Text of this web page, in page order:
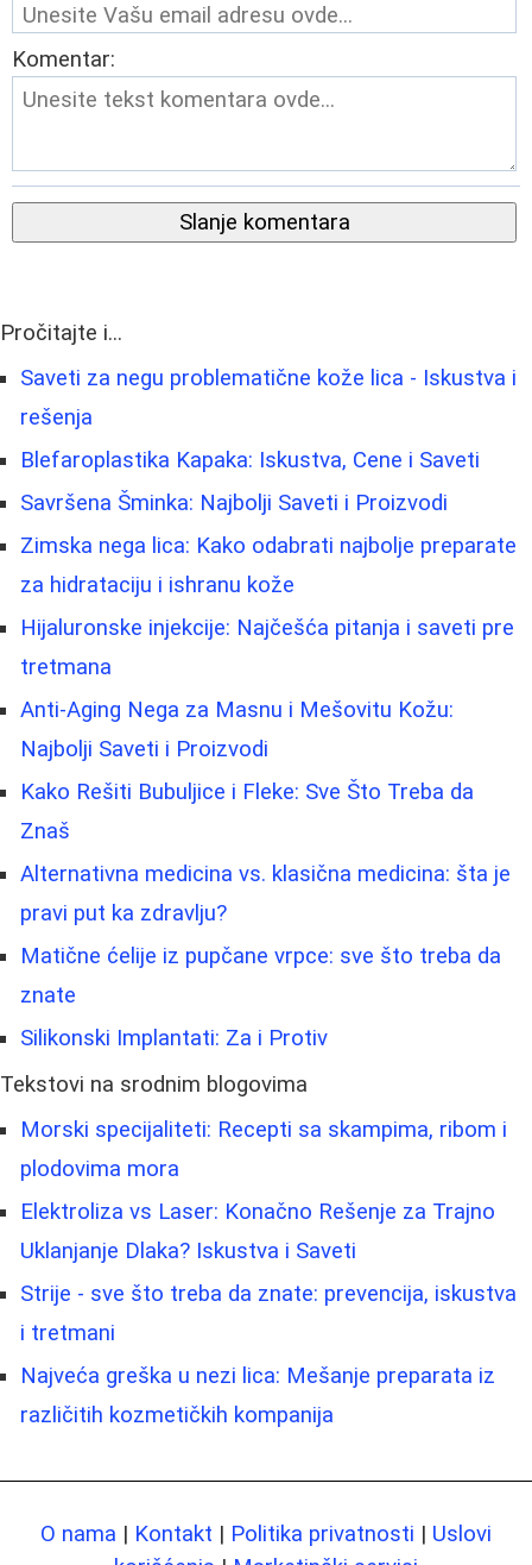
Komentar:
Slanje komentara
Pročitajte i...
Saveti za negu problematične kože lica - Iskustva i
rešenja
Blefaroplastika Kapaka: Iskustva, Cene i Saveti
Savršena Šminka: Najbolji Saveti i Proizvodi
Zimska nega lica: Kako odabrati najbolje preparate
za hidrataciju i ishranu kože
Hijaluronske injekcije: Najčešća pitanja i saveti pre
tretmana
Anti-Aging Nega za Masnu i Mešovitu Kožu:
Najbolji Saveti i Proizvodi
Kako Rešiti Bubuljice i Fleke: Sve Što Treba da
Znaš
Alternativna medicina vs. klasična medicina: šta je
pravi put ka zdravlju?
Matične ćelije iz pupčane vrpce: sve što treba da
znate
Silikonski Implantati: Za i Protiv
Tekstovi na srodnim blogovima
Morski specijaliteti: Recepti sa skampima, ribom i
plodovima mora
Elektroliza vs Laser: Konačno Rešenje za Trajno
Uklanjanje Dlaka? Iskustva i Saveti
Strije - sve što treba da znate: prevencija, iskustva
i tretmani
Najveća greška u nezi lica: Mešanje preparata iz
različitih kozmetičkih kompanija
O nama | Kontakt | Politika privatnosti | Uslovi